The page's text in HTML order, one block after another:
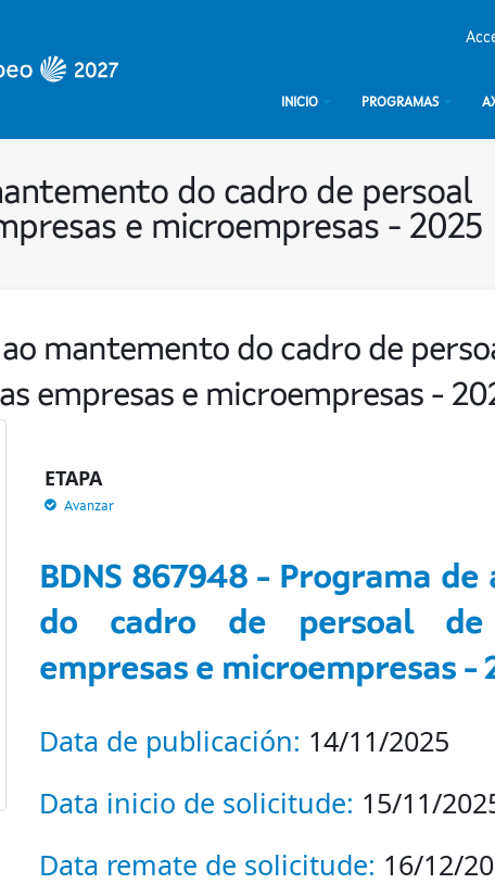
INICIO PROGRAMAS
do cadro de persoal
e microempresas - 2025
mantemento do cadro de
empresas e microempresas -
ETAPA
Avanzar
BDNS 867948 - Programa
do cadro de persoal de
empresas e microempresas -
Data de publicación: 14/11/2025
Data inicio de solicitude: 15/11/
Data remate de solicitude: 16/12/